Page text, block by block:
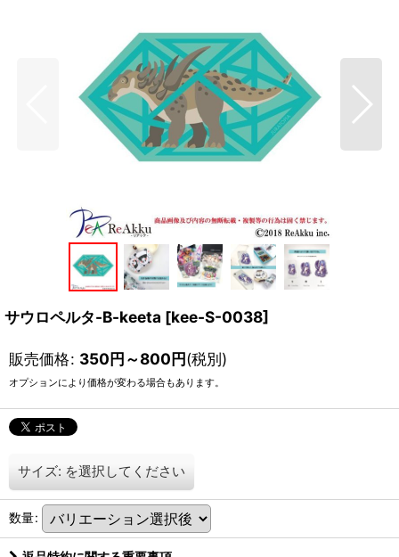
サウロペルタ-B-keeta [kee-S-0038]
販売価格: 350円～800円(税別)
オプションにより価格が変わる場合もあります。
サイズ: を選択してください
数量: